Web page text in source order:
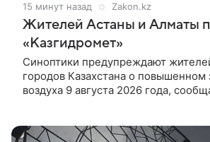
15 минут назад Zakon.kz
Жителей Астаны и Алматы
«Казгидромет»
Синоптики предупреждают
городов Казахстана о повышенном
воздуха 9 августа 2026 года,